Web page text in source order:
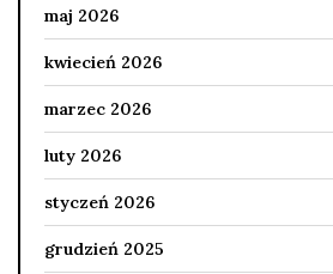
maj 2026
kwiecień 2026
marzec 2026
luty 2026
styczeń 2026
grudzień 2025